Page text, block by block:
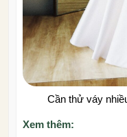
Cần thử váy
Xem thêm: